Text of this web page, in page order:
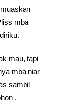
mba
mau, tapi
mba niar
sambil
,